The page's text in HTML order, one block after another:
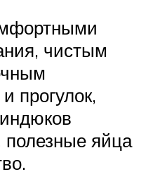
чистым
прогулок,
полезные яйца